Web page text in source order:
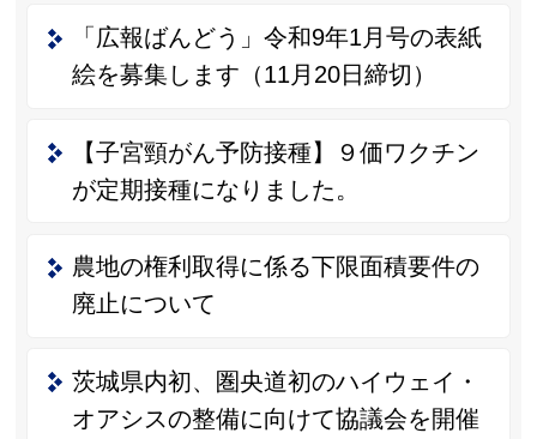
「広報ばんどう」令和9年1月号の表紙
絵を募集します（11月20日締切）
【子宮頸がん予防接種】９価ワクチン
が定期接種になりました。
農地の権利取得に係る下限面積要件の
廃止について
茨城県内初、圏央道初のハイウェイ・
オアシスの整備に向けて協議会を開催